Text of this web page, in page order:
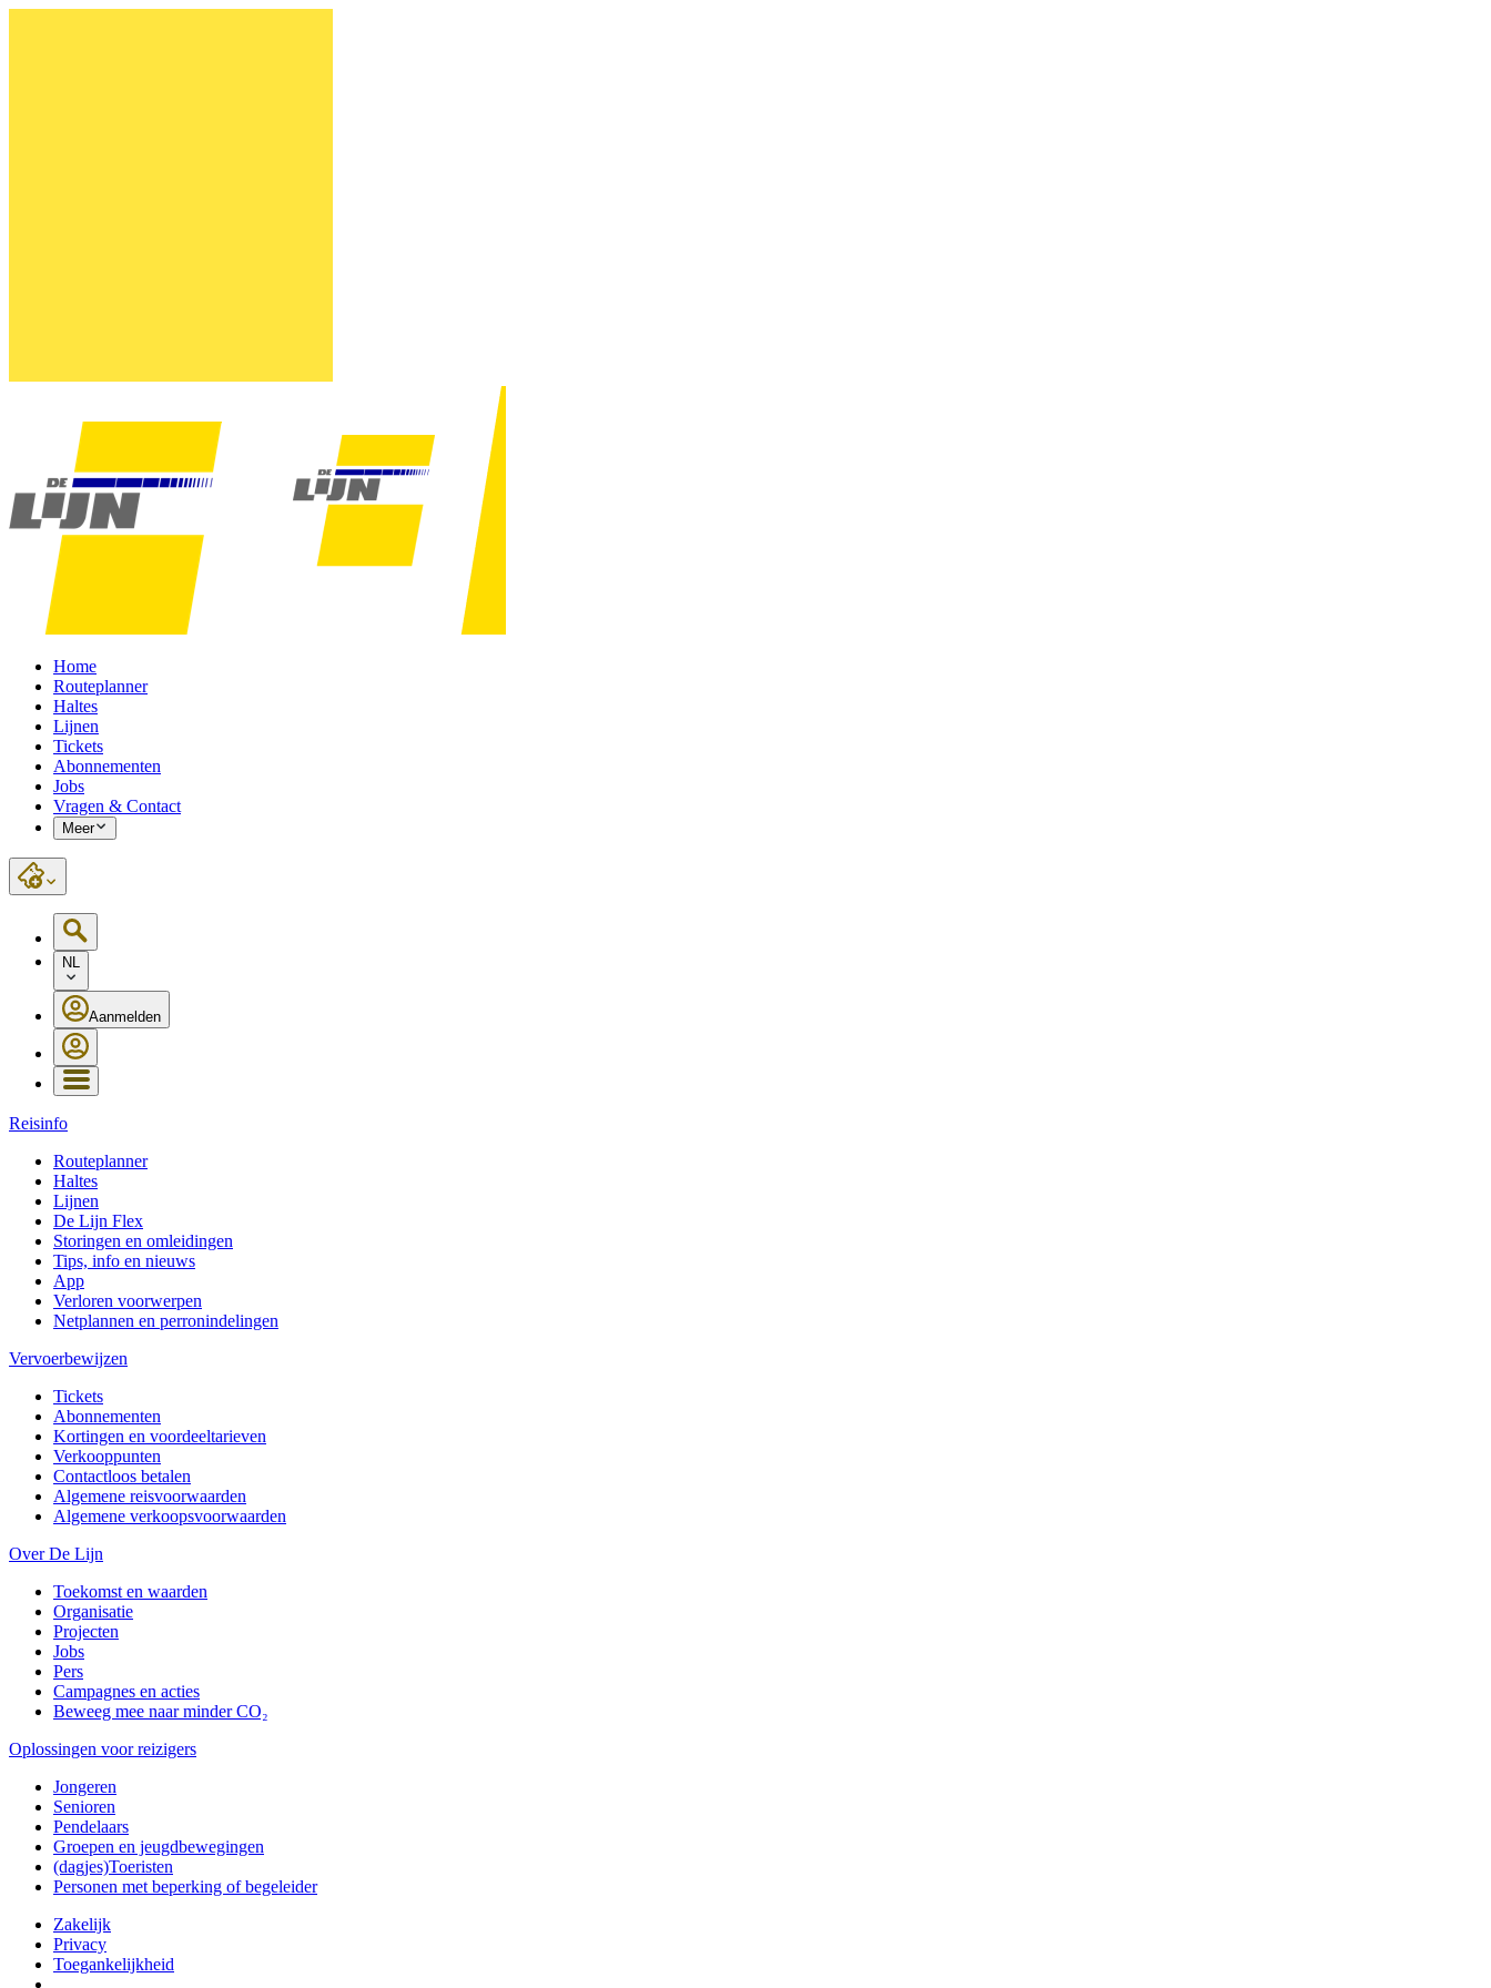
Home
Routeplanner
Haltes
Lijnen
Tickets
Abonnementen
Jobs
Vragen & Contact
Meer
NL
Aanmelden
Reisinfo
Routeplanner
Haltes
Lijnen
De Lijn Flex
Storingen en omleidingen
Tips, info en nieuws
App
Verloren voorwerpen
Netplannen en perronindelingen
Vervoerbewijzen
Tickets
Abonnementen
Kortingen en voordeeltarieven
Verkooppunten
Contactloos betalen
Algemene reisvoorwaarden
Algemene verkoopsvoorwaarden
Over De Lijn
Toekomst en waarden
Organisatie
Projecten
Jobs
Pers
Campagnes en acties
Beweeg mee naar minder CO₂
Oplossingen voor reizigers
Jongeren
Senioren
Pendelaars
Groepen en jeugdbewegingen
(dagjes)Toeristen
Personen met beperking of begeleider
Zakelijk
Privacy
Toegankelijkheid